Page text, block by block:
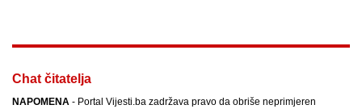
Chat čitatelja
NAPOMENA - Portal Vijesti.ba zadržava pravo da obriše neprimjeren